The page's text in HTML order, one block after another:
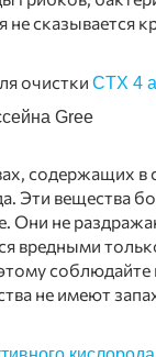
не сказывается
очистки CTX 4
содержащих в
Эти вещества
Они не
вредными
соблюдайте
не имеют